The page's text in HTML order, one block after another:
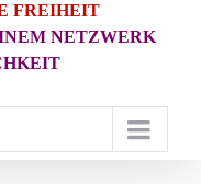
FREIHEIT
NETZWERK